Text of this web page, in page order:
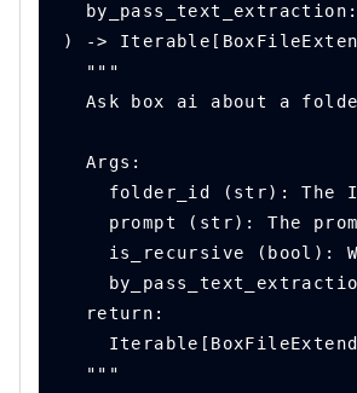
) ->
  """
Ask box ai about a
  Args:
folder_id (str): The
prompt (str): The
is_recursive (bool):
  return:
  """